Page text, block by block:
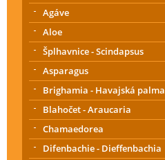
Agáve
Aloe
Šplhavnice - Scindapsus
Asparagus
Brighamia - Havajská palma
Blahočet - Araucaria
Chamaedorea
Difenbachie - Dieffenbachia